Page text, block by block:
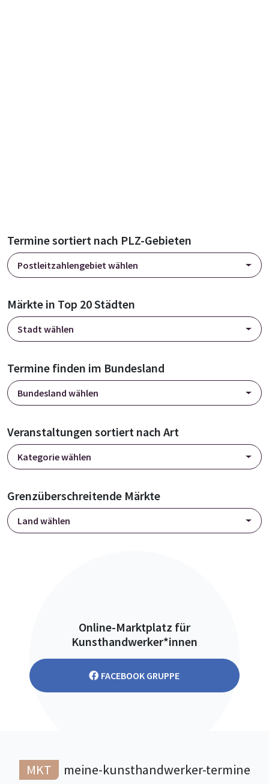
Termine sortiert nach PLZ-Gebieten
Postleitzahlengebiet wählen
Märkte in Top 20 Städten
Stadt wählen
Termine finden im Bundesland
Bundesland wählen
Veranstaltungen sortiert nach Art
Kategorie wählen
Grenzüberschreitende Märkte
Land wählen
Online-Marktplatz für
Kunsthandwerker*innen
FACEBOOK GRUPPE
MKT meine-kunsthandwerker-termine